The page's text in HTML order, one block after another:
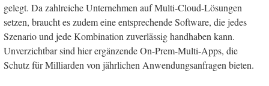
gelegt. Da zahlreiche Unternehmen auf Multi-Cloud-Lösungen
setzen, braucht es zudem eine entsprechende Software, die jedes
Szenario und jede Kombination zuverlässig handhaben kann.
Unverzichtbar sind hier ergänzende On-Prem-Multi-Apps, die
Schutz für Milliarden von jährlichen Anwendungsanfragen bieten.